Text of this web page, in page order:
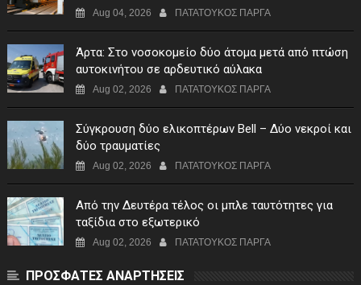
Μαυρομάτι
Aug 04, 2026 ΠΑΤΑΤΟΥΚΟΣ ΠΑΡΓΑ
Άρτα: Στο νοσοκομείο δύο άτομα μετά από πτώση
αυτοκινήτου σε αρδευτικό αύλακα
Aug 02, 2026 ΠΑΤΑΤΟΥΚΟΣ ΠΑΡΓΑ
Σύγκρουση δύο ελικοπτέρων Bell – Δύο νεκροί και
δύο τραυματίες
Aug 02, 2026 ΠΑΤΑΤΟΥΚΟΣ ΠΑΡΓΑ
Από την Δευτέρα τέλος οι μπλε ταυτότητες για
ταξίδια στο εξωτερικό
Aug 02, 2026 ΠΑΤΑΤΟΥΚΟΣ ΠΑΡΓΑ
ΠΡΟΣΦΑΤΕΣ ΑΝΑΡΤΗΣΕΙΣ